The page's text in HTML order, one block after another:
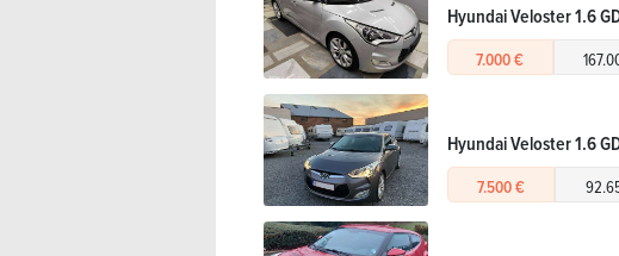
Hyundai Veloster 1.6
7.000 €
Hyundai Veloster 1.6
7.500 €